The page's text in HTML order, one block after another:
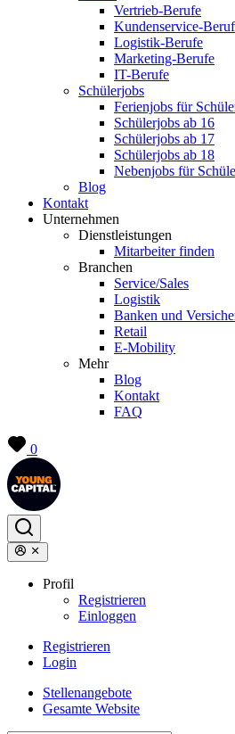
Vertrieb-Berufe
Kundenservice-
Logistik-Berufe
Marketing-Berufe
IT-Berufe
Schülerjobs
Ferienjobs für
Schülerjobs ab 16
Schülerjobs ab 17
Schülerjobs ab 18
Nebenjobs für
Blog
Kontakt
Unternehmen
Dienstleistungen
Mitarbeiter finden
Branchen
Service/Sales
Logistik
Banken und
Retail
E-Mobility
Mehr
Blog
Kontakt
FAQ
0
Profil
Registrieren
Einloggen
Registrieren
Login
Stellenangebote
Gesamte Website